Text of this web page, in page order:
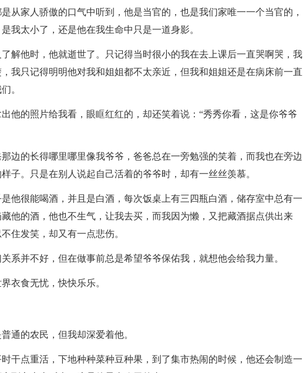
从家人骄傲的口气中听到，他是当官的，也是我们家唯一一个当官的，
我太小了，还是他在我生命中只是一道身影。
解他时，他就逝世了。只记得当时很小的我在去上课后一直哭啊哭，我
我只记得明明他对我和姐姐都不太亲近，但我和姐姐还是在病床前一直
。
他的照片给我看，眼眶红红的，却还笑着说：“秀秀你看，这是你爷爷
边的长得哪里哪里像我爷爷，爸爸总在一旁勉强的笑着，而我也在旁边
子。只是在别人说起自己活着的爷爷时，却有一丝丝羡慕。
他很能喝酒，并且是白酒，每次饭桌上有三四瓶白酒，储存室中总有一
他的酒，他也不生气，让我去买，而我因为懒，又把藏酒据点供出来
住发笑，却又有一点悲伤。
系并不好，但在做事前总是希望爷爷保佑我，就想他会给我力量。
衣食无忧，快快乐乐。
通的农民，但我却深爱着他。
干点重活，下地种种菜种豆种果，到了集市热闹的时候，他还会制造一